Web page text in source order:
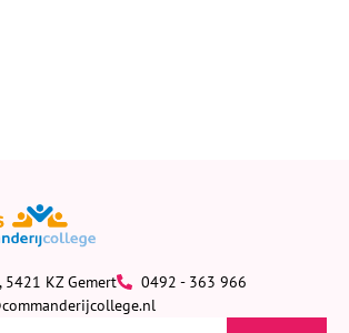
KZ Gemert
0492 - 363 966